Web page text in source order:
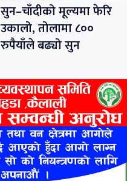
सुन–चाँदीको मूल्यमा फेरि
उकालो, तोलामा ८००
रुपैयाँले बढ्यो सुन